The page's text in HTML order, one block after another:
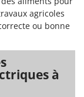
agricoles
ou bonne
à